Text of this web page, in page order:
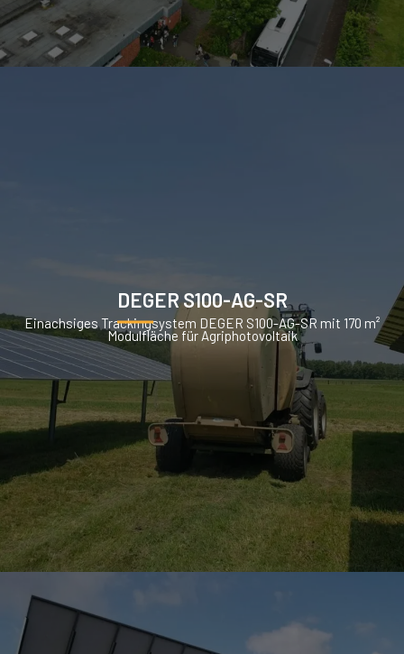
DEGER S100-AG-SR
Einachsiges Trackingsystem DEGER S100-AG-SR mit 170 m²
Modulfläche für Agriphotovoltaik